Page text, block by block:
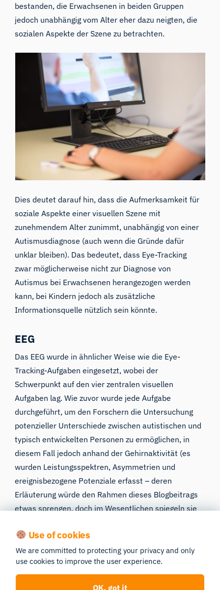
bestanden, die Erwachsenen in beiden Gruppen
jedoch unabhängig vom Alter eher dazu neigten, die
sozialen Aspekte der Szene zu betrachten.
Dies deutet darauf hin, dass die Aufmerksamkeit für
soziale Aspekte einer visuellen Szene mit
zunehmendem Alter zunimmt, unabhängig von einer
Autismusdiagnose (auch wenn die Gründe dafür
unklar bleiben). Das bedeutet, dass Eye-Tracking
zwar möglicherweise nicht zur Diagnose von
Autismus bei Erwachsenen herangezogen werden
kann, bei Kindern jedoch als zusätzliche
Informationsquelle nützlich sein könnte.
EEG
Das EEG wurde in ähnlicher Weise wie die Eye-
Tracking-Aufgaben eingesetzt, wobei der
Schwerpunkt auf den vier zentralen visuellen
Aufgaben lag. Wie zuvor wurde jede Aufgabe
durchgeführt, um den Forschern die Untersuchung
potenzieller Unterschiede zwischen autistischen und
typisch entwickelten Personen zu ermöglichen, in
diesem Fall jedoch anhand der Gehirnaktivität (es
wurden Leistungsspektren,Asymmetrien und
ereignisbezogene Potenziale erfasst – deren
Erläuterung würde den Rahmen dieses Blogbeitrags
etwas sprengen, doch im Wesentlichen spiegeln sie
Gehirnregionen zu unterschiedlichen Zeitpunkten
wider).
Use of cookies
We are committed to protecting your privacy and only
use cookies to improve the user experience.
OK, got it